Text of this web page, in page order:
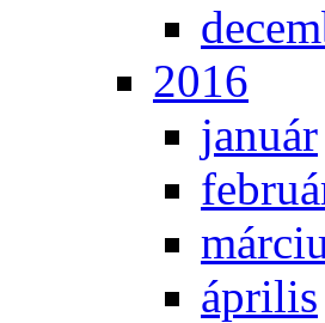
2016
ja­nu­ár
áp­ri­lis